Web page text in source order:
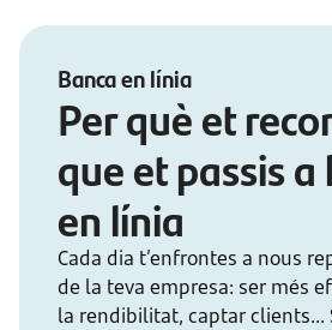
Banca en línia
Per què et
que et passis a
en línia
Cada dia t’enfrontes a nous
de la teva empresa: ser més
la rendibilitat, captar clients...